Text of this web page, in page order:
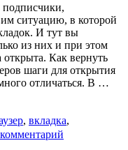
подписчики,
ситуацию, в которой
И тут вы
из них и при этом
открыта. Как вернуть
шаги для открытия
отличаться. В …
, вкладка,